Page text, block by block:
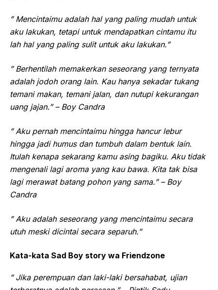
” Mencintaimu adalah hal yang paling mudah untuk
aku lakukan, tetapi untuk mendapatkan cintamu itu
lah hal yang paling sulit untuk aku lakukan.”
” Berhentilah memakerkan seseorang yang ternyata
adalah jodoh orang lain. Kau hanya sekadar tukang
temani makan, temani jalan, dan nutupi kekurangan
uang jajan.” – Boy Candra
” Aku pernah mencintaimu hingga hancur lebur
hingga jadi humus dan tumbuh dalam bentuk lain.
Itulah kenapa sekarang kamu asing bagiku. Aku tidak
mengenali lagi aroma yang kau bawa. Kita tak bisa
lagi merawat batang pohon yang sama.” – Boy
Candra
” Aku adalah seseorang yang mencintaimu secara
utuh meski dicintai secara separuh.”
Kata-kata Sad Boy story wa Friendzone
” Jika perempuan dan laki-laki bersahabat, ujian